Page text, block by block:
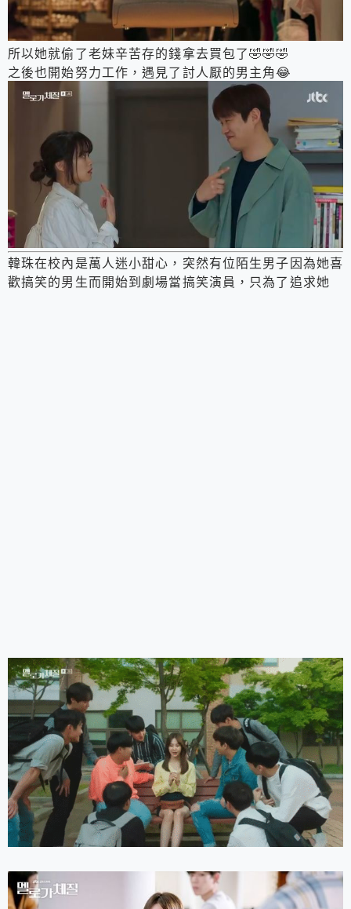
所以她就偷了老妹辛苦存的錢拿去買包了🤣🤣🤣
之後也開始努力工作，遇見了討人厭的男主角😂
韓珠在校內是萬人迷小甜心，突然有位陌生男子因為她喜
歡搞笑的男生而開始到劇場當搞笑演員，只為了追求她